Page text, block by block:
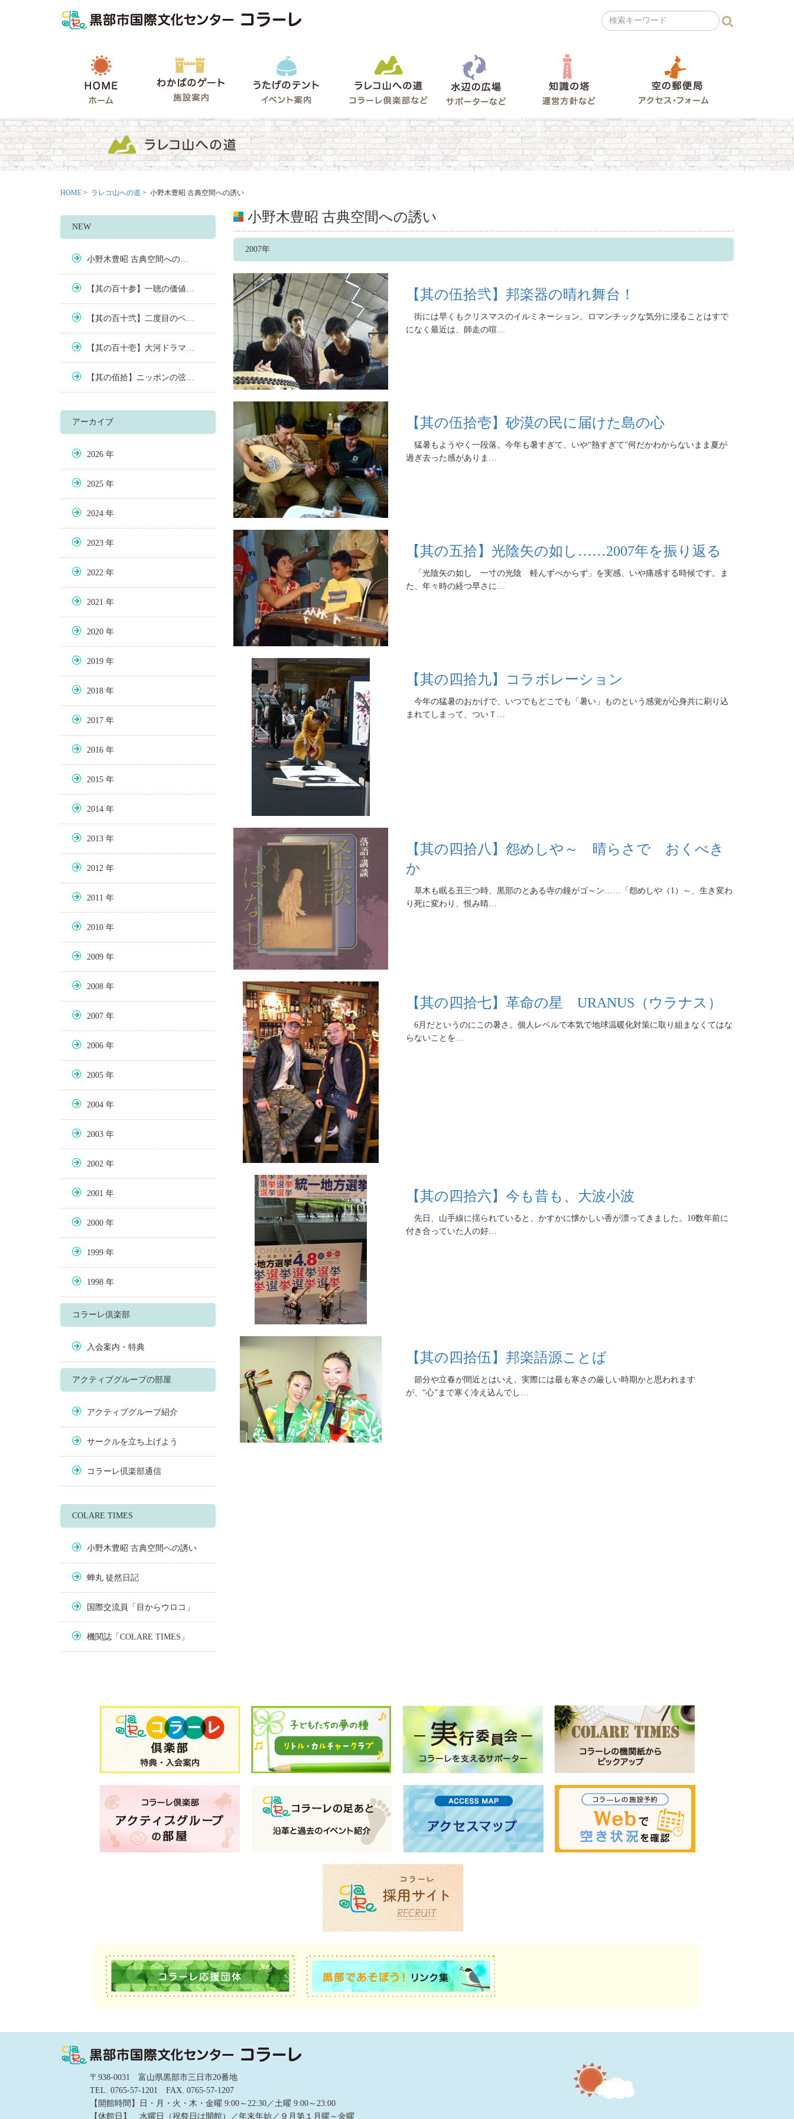
わかばのゲート ラレコ山への道
ラレコ
HOME > ラレコ山への道 > 小野木豊昭 古典空間への誘い
NEW
小野木豊昭 古典空間への…
【其の百十参】一聴の価値…
【其の百十弐】二度目のベ…
【其の百十壱】大河ドラマ…
【其の佰拾】ニッポンの弦…
アーカイブ
2026
2025
2024
2023
2022
2021
2020
2019
2018
2017
2016
2015
2014
2013
2012
2011
2010
2009
2008
2007
2006
2005
2004
2003
2002
2001
2000
1999
1998
コラーレ倶楽部
入会案内・特典
アクティブグループの部屋
アクティブグループ紹介
サークルを立ち上げよう
コラーレ倶楽部通信
COLARE TIMES
小野木豊昭 古典空間への誘い
蝉丸 徒然日記
国際交流員「目からウロコ」
機関誌「COLARE TIMES」
小野木豊昭 古典空間への誘い
2007年
【其の伍拾弐】邦楽器の晴れ舞台！
街には早くもクリスマスのイルミネーション。ロマンチックな気分に浸ることはすで
になく最近は、師走の喧…
【其の伍拾壱】砂漠の民に届けた島の心
猛暑もようやく一段落。今年も暑すぎて、いや“熱すぎて”何だかわからないまま夏が
過ぎ去った感がありま…
【其の五拾】光陰矢の如し……2007年を振り返る
「光陰矢の如し 一寸の光陰 軽んずべからず」を実感、いや痛感する時候です。ま
た、年々時の経つ早さに…
【其の四拾九】コラボレーション
今年の猛暑のおかげで、いつでもどこでも「暑い」ものという感覚が心身共に刷り込
まれてしまって、ついＴ…
【其の四拾八】怨めしや～ 晴らさで おくべき
か
草木も眠る丑三つ時、黒部のとある寺の鐘がゴ～ン……「怨めしや（1）～、生き変わ
り死に変わり、恨み晴…
【其の四拾七】革命の星 URANUS（ウラナス）
6月だというのにこの暑さ。個人レベルで本気で地球温暖化対策に取り組まなくてはな
らないことを…
【其の四拾六】今も昔も、大波小波
先日、山手線に揺られていると、かすかに懐かしい香が漂ってきました。10数年前に
付き合っていた人の好…
【其の四拾伍】邦楽語源ことば
節分や立春が間近とはいえ、実際には最も寒さの厳しい時期かと思われます
が、“心”まで寒く冷え込んでし…
〒938-0031 富山県黒部市三日市20番地
TEL. 0765-57-1201 FAX. 0765-57-1207
【開館時間】日・月・火・木・金曜 9:00～22:30／土曜 9:00～23:00
【休館日】 水曜日（祝祭日は開館）／年末年始／９月第１月曜～金曜